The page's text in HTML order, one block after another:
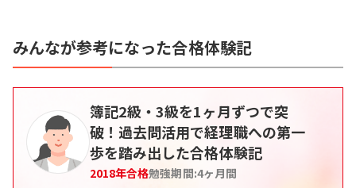
みんなが参考になった合格体験記
簿記2級・3級を1ヶ月ずつで突
破！過去問活用で経理職への第一
歩を踏み出した合格体験記
2018年合格勉強期間:4ヶ月間